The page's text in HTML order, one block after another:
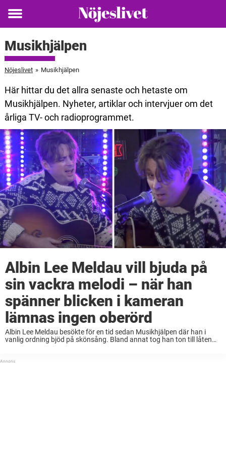
Toggle
Musikhjälpen
Nöjeslivet » Musikhjälpen
Här hittar du det allra senaste och hetaste om
Musikhjälpen. Nyheter, artiklar och intervjuer om det
årliga TV- och radioprogrammet.
Albin Lee Meldau vill bjuda på
sin vackra melodi – när han
spänner blicken i kameran
lämnas ingen oberörd
Albin Lee Meldau besökte för en tid sedan Musikhjälpen där han i
vanlig ordning bjöd på skönsång. Bland annat tog han ton till låten